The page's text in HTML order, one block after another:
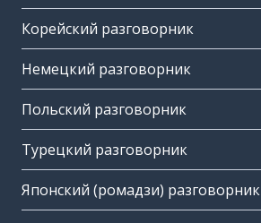
Корейский разговорник
Немецкий разговорник
Польский разговорник
Турецкий разговорник
Японский (ромадзи) разговорник